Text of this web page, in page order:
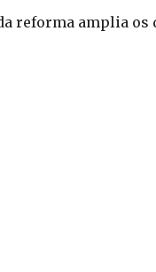
reforma amplia os